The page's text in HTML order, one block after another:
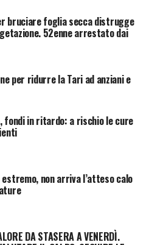
bruciare foglia secca distrugge
52enne arrestato dai
per ridurre la Tari ad anziani e
fondi in ritardo: a rischio le cure
non arriva l’atteso calo
DA STASERA A VENERDÌ.